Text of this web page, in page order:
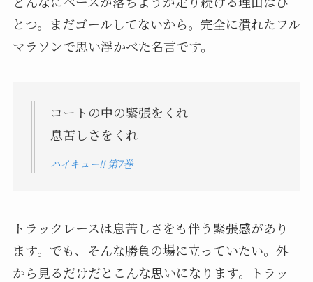
とつ。まだゴールしてないから。完全に潰れたフル
マラソンで思い浮かべた名言です。
コートの中の緊張をくれ
息苦しさをくれ
ハイキュー!! 第7巻
トラックレースは息苦しさをも伴う緊張感があり
ます。でも、そんな勝負の場に立っていたい。外
から見るだけだとこんな思いになります。トラッ